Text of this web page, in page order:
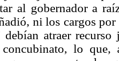
al gobernador a
ni los cargos
debían atraer
lo que,